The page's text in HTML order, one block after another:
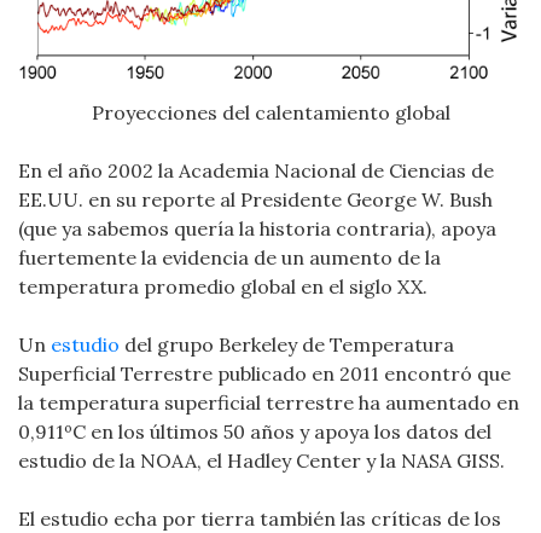
Proyecciones del calentamiento global
En el año 2002 la Academia Nacional de Ciencias de
EE.UU. en su reporte al Presidente George W. Bush
(que ya sabemos quería la historia contraria), apoya
fuertemente la evidencia de un aumento de la
temperatura promedio global en el siglo XX.
Un estudio del grupo Berkeley de Temperatura
Superficial Terrestre publicado en 2011 encontró que
la temperatura superficial terrestre ha aumentado en
0,911ºC en los últimos 50 años y apoya los datos del
estudio de la NOAA, el Hadley Center y la NASA GISS.
El estudio echa por tierra también las críticas de los